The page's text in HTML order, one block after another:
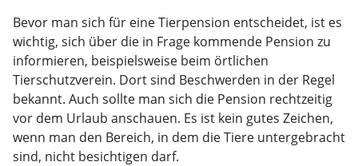
Bevor man sich für eine Tierpension entscheidet, ist es
wichtig, sich über die in Frage kommende Pension zu
informieren, beispielsweise beim örtlichen
Tierschutzverein. Dort sind Beschwerden in der Regel
bekannt. Auch sollte man sich die Pension rechtzeitig
vor dem Urlaub anschauen. Es ist kein gutes Zeichen,
wenn man den Bereich, in dem die Tiere untergebracht
sind, nicht besichtigen darf.